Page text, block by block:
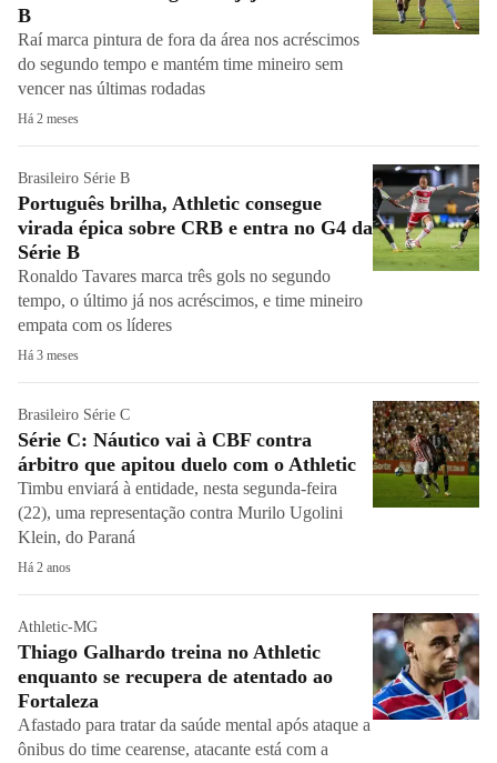
B
Raí marca pintura de fora da área nos acréscimos
do segundo tempo e mantém time mineiro sem
vencer nas últimas rodadas
Há 2 meses
Brasileiro Série B
Português brilha, Athletic consegue
virada épica sobre CRB e entra no G4 da
Série B
Ronaldo Tavares marca três gols no segundo
tempo, o último já nos acréscimos, e time mineiro
empata com os líderes
Há 3 meses
Brasileiro Série C
Série C: Náutico vai à CBF contra
árbitro que apitou duelo com o Athletic
Timbu enviará à entidade, nesta segunda-feira
(22), uma representação contra Murilo Ugolini
Klein, do Paraná
Há 2 anos
Athletic-MG
Thiago Galhardo treina no Athletic
enquanto se recupera de atentado ao
Fortaleza
Afastado para tratar da saúde mental após ataque a
ônibus do time cearense, atacante está com a